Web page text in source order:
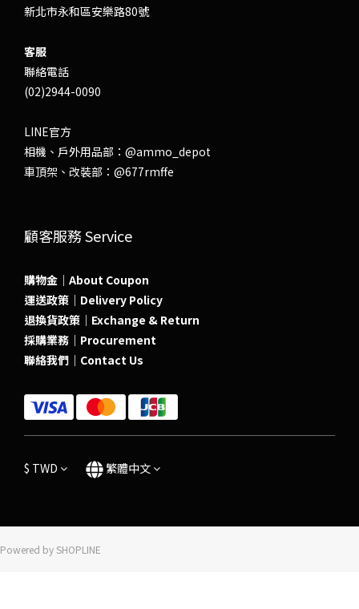
新北市永和區安樂路80號
客服
聯絡電話
(02)2944-0090
LINE官方
相機、戶外用品部： @ammo_depot
車頂架、改裝部： @677rmffe
顧客服務 Service
購物金｜About Coupon
運送政策｜Delivery Policy
退換貨政策｜Exchange & Return
採購業務｜Procurement
聯絡我們｜Contact Us
$ TWD 繁體中文
Powered by SHOPLINE